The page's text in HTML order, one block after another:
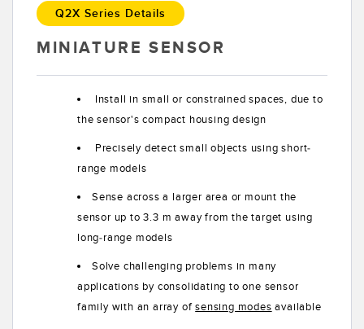
Konverter
Banner Measurement Sensor Software
TECHNOLOGIE
Sensoren mit IO-Link
Q2X Series Details
MINIATURE SENSOR
Install in small or constrained spaces, due to
the sensor's compact housing design
Precisely detect small objects using short-
range models
Sense across a larger area or mount the
sensor up to 3.3 m away from the target using
long-range models
Solve challenging problems in many
applications by consolidating to one sensor
family with an array ofsensing modes available